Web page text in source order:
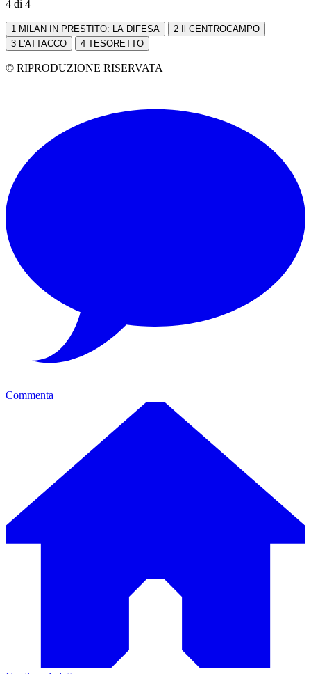
4 di 4
1 MILAN IN PRESTITO: LA DIFESA 2
Il CENTROCAMPO
3 L'ATTACCO 4 TESORETTO
© RIPRODUZIONE RISERVATA
Commenta